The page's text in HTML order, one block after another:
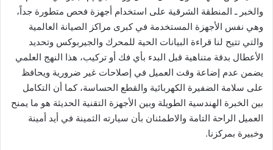
والخبر ـ المنطقة الشرقية على استخدام أجهزة فحص متطورة جداً،
وهي نفس الأجهزة المستخدمة في كبرى مراكز الصيانة العالمية
والتي تتيح لنا قراءة البيانات الحية للمحرك والجيربوكس وتحديد
الأعطال بدقة متناهية قبل البدء بأي فك أو تركيب، هذا النهج العلمي
يضمن عدم إضاعة وقت العميل في إصلاحات غير ضرورية ويحافظ
على سلامة الضفيرة الكهربائية والقطع الحساسة، كما أن التكامل
بين الخبرة الهندسية الطويلة وبين الأجهزة التقنية الحديثة هو ما يمنح
العميل الراحة التامة والاطمئنان بأن سيارته الثمينة في أيد أمينة
وخبيرة بمركزنا.